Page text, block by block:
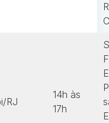
RJ
14h às
17h